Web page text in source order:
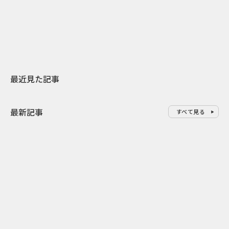
最近見た記事
最新記事 すべて見る